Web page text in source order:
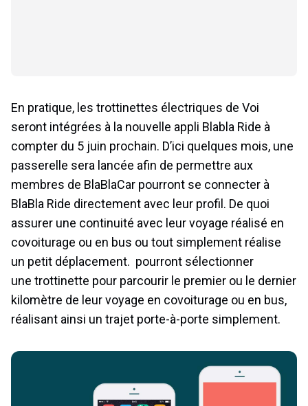
En pratique, les trottinettes électriques de Voi
seront intégrées à la nouvelle appli Blabla Ride à
compter du 5 juin prochain. D’ici quelques mois, une
passerelle sera lancée afin de permettre aux
membres de BlaBlaCar pourront se connecter à
BlaBla Ride directement avec leur profil. De quoi
assurer une continuité avec leur voyage réalisé en
covoiturage ou en bus ou tout simplement réalise
un petit déplacement. pourront sélectionner
une trottinette pour parcourir le premier ou le dernier
kilomètre de leur voyage en covoiturage ou en bus,
réalisant ainsi un trajet porte-à-porte simplement.